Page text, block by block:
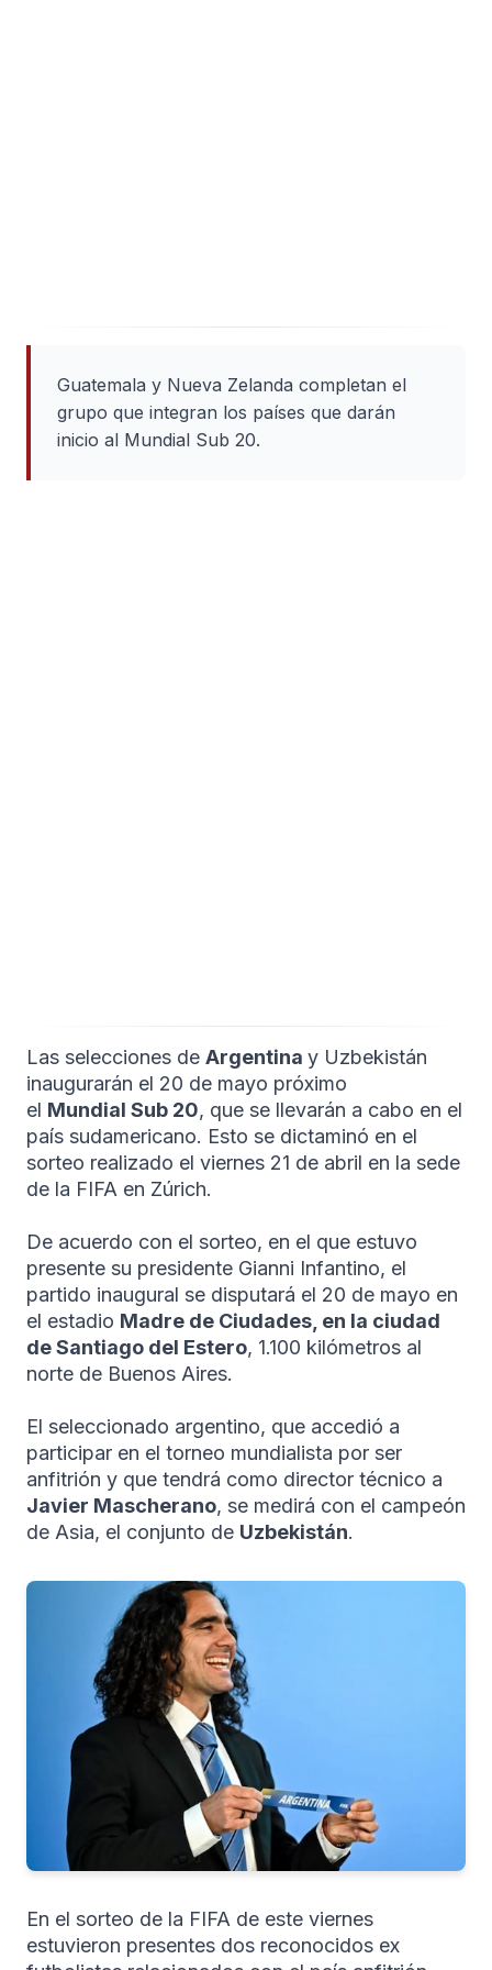
Guatemala y Nueva Zelanda completan el
grupo que integran los países que darán
inicio al Mundial Sub 20.
Las selecciones de Argentina y Uzbekistán
inaugurarán el 20 de mayo próximo
el Mundial Sub 20, que se llevarán a cabo en el
paí­s sudamericano. Esto se dictaminó en el
sorteo realizado el viernes 21 de abril en la sede
de la FIFA en Zúrich.
De acuerdo con el sorteo, en el que estuvo
presente su presidente Gianni Infantino, el
partido inaugural se disputará el 20 de mayo en
el estadio Madre de Ciudades, en la ciudad
de Santiago del Estero, 1.100 kilómetros al
norte de Buenos Aires.
El seleccionado argentino, que accedió a
participar en el torneo mundialista por ser
anfitrión y que tendrá como director técnico a
Javier Mascherano, se medirá con el campeón
de Asia, el conjunto de Uzbekistán.
En el sorteo de la FIFA de este viernes
estuvieron presentes dos reconocidos ex